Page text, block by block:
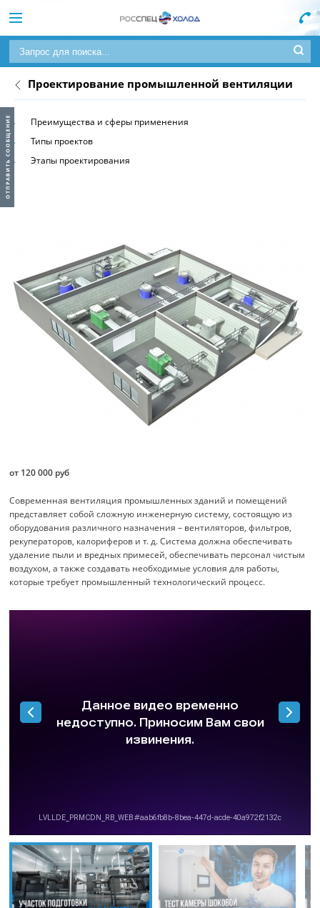
Проектирование промышленной вентиляции
Преимущества и сферы применения
Типы проектов
Этапы проектирования
от 120 000 руб
Современная вентиляция промышленных зданий и помещений
представляет собой сложную инженерную систему, состоящую из
оборудования различного назначения – вентиляторов, фильтров,
рекуператоров, калориферов и т. д. Система должна обеспечивать
удаление пыли и вредных примесей, обеспечивать персонал чистым
воздухом, а также создавать необходимые условия для работы,
которые требует промышленный технологический процесс.